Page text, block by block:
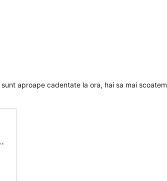
aproape cadentate la ora, hai sa mai